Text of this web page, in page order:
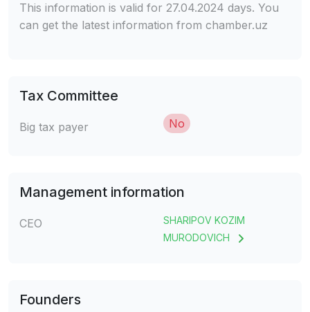
This information is valid for 27.04.2024 days. You
can get the latest information from chamber.uz
Tax Committee
Big tax payer No
Management information
CEO
SHARIPOV KOZIM
MURODOVICH
Founders